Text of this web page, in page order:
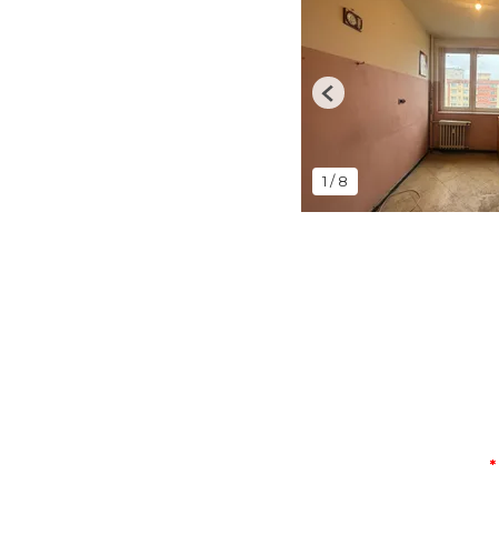
1 /8
Previous